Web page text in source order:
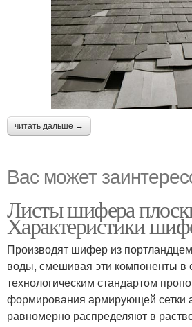
читать дальше →
Вас может
Листы шифера
Характеристики
Производят шифер из
воды, смешивая эти компоненты в
технологическим стандартом
формирования армирующей сетки
равномерно распределяют в